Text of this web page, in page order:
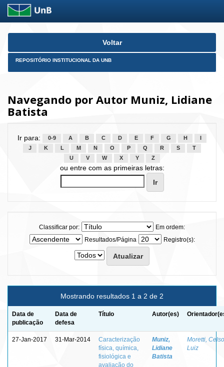
Skip
Voltar
REPOSITÓRIO INSTITUCIONAL DA UNB
Navegando por Autor Muniz, Lidiane
Batista
Ir para: 0-9 A B C D E F G H
J
K L M N O P Q R S
T
U
V W X Y Z
ou entre com as primeiras letras:
Classificar por:
Em ordem:
Resultados/Página
Registro(s):
Mostrando resultados 1 a 2 de 2
Data de
publicação
Data de
defesa
Título Autor(es)
27-Jan-2017 31-Mar-2014
Caracterização
física, química,
fisiológica e
avaliação do
Muniz,
Lidiane
Batista
Moretti, Celso
Luiz